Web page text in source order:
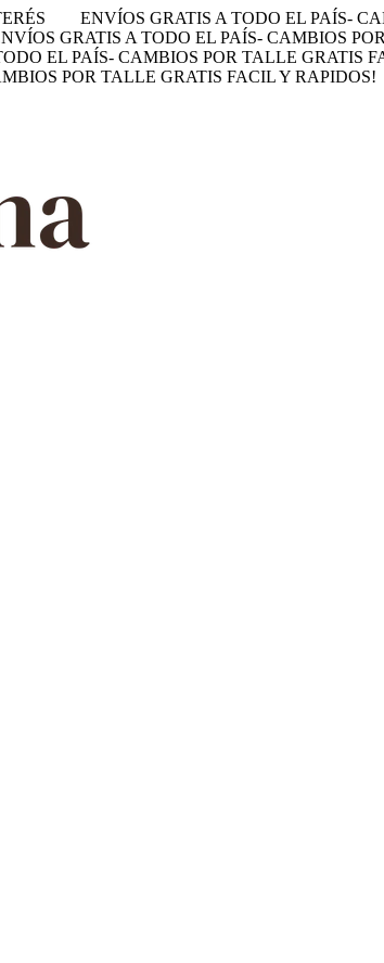
ENVÍOS GRATIS A TODO EL PAÍS-
GRATIS A TODO EL PAÍS- CAMBIOS
EL PAÍS- CAMBIOS POR TALLE GRATIS
POR TALLE GRATIS FACIL Y RAPIDOS!